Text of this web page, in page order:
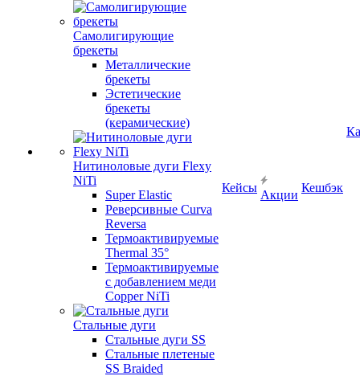
Самолигирующие
брекеты
Металлические
брекеты
Эстетические
брекеты
(керамические)
Нитиноловые дуги Flexy
NiTi
Super Elastic
Реверсивные Curva
Reversa
Термоактивируемые
Thermal 35°
Термоактивируемые
с добавлением меди
Copper NiTi
Стальные дуги
Стальные дуги SS
Стальные плетеные
SS Braided
Кейсы
Акции
Кешбэк